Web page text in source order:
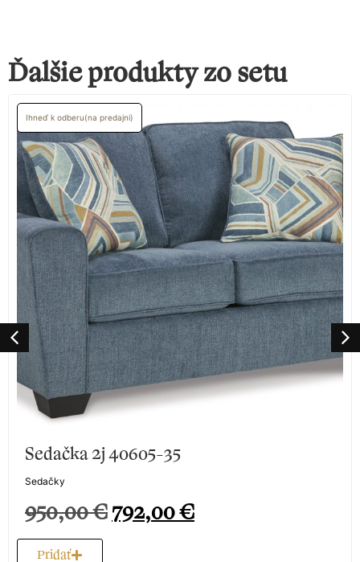
Ďalšie produkty zo setu
Sedačka 2j 40605-35
Sedačky
950,00€792,00€
Pridať
Ihneď k odberu(na predajni)